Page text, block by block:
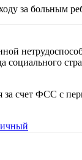
за больным
социального
счет ФСС с